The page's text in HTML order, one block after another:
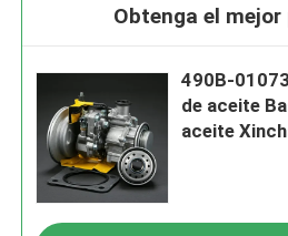
Obtenga el
490B-
de aceite
aceite